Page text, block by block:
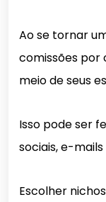
Ao se tornar
comissões por
meio de seus
Isso pode ser
sociais, e-mails
Escolher